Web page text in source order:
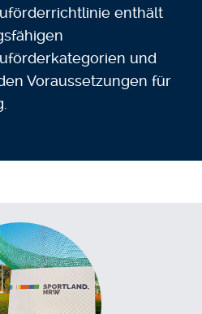
enthält
und
Voraussetzungen für